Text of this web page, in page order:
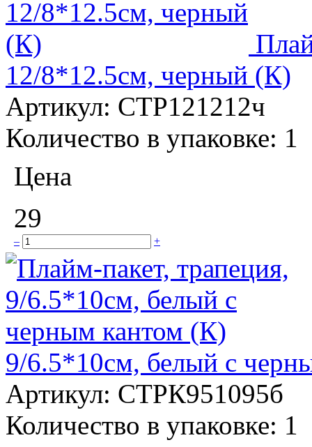
12/8*12.5см, черный (К)
Артикул: СТР121212ч
Количество в упаковке: 1
Цена
29
– +
9/6.5*10см, белый с
Артикул: СТРК951095б
Количество в упаковке: 1